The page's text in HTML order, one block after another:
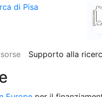
Supporto alla